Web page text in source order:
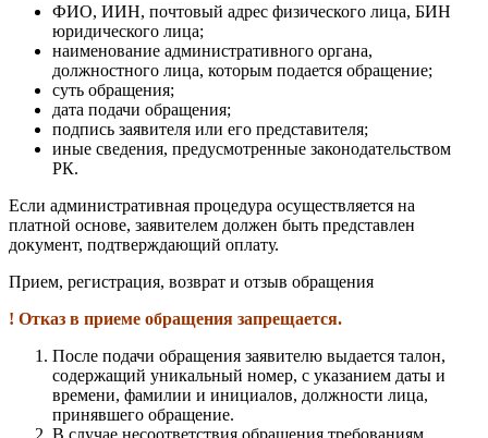
ФИО, ИИН, почтовый адрес физического лица, БИН
юридического лица;
наименование административного органа,
должностного лица, которым подается обращение;
суть обращения;
дата подачи обращения;
подпись заявителя или его представителя;
иные сведения, предусмотренные законодательством
РК.
Если административная процедура осуществляется на
платной основе, заявителем должен быть представлен
документ, подтверждающий оплату.
Прием, регистрация, возврат и отзыв обращения
! Отказ в приеме обращения запрещается.
После подачи обращения заявителю выдается талон,
содержащий уникальный номер, с указанием даты и
времени, фамилии и инициалов, должности лица,
принявшего обращение.
В случае несоответствия обращения требованиям,